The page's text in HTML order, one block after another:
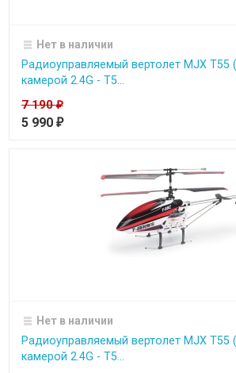
Нет в наличии
Радиоуправляемый вертолет MJX T55
камерой 2.4G - T5...
7 190₽
5 990 ₽
Нет в наличии
Радиоуправляемый вертолет MJX T55
камерой 2.4G - T5...